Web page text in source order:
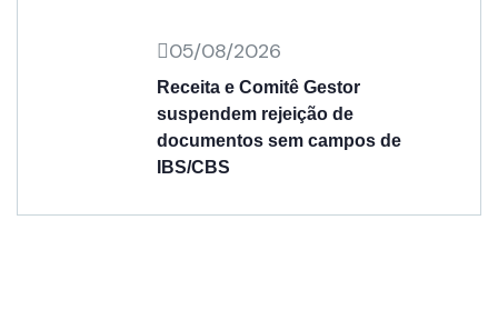
05/08/2026
Receita e Comitê Gestor
suspendem rejeição de
documentos sem campos de
IBS/CBS